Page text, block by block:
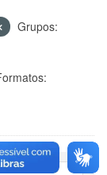
Grupos: